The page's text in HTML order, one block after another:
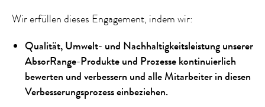
Wir erfüllen dieses Engagement, indem wir:
Qualität, Umwelt- und Nachhaltigkeitsleistung unserer
AbsorRange-Produkte und Prozesse kontinuierlich
bewerten und verbessern und alle Mitarbeiter in diesen
Verbesserungsprozess einbeziehen.